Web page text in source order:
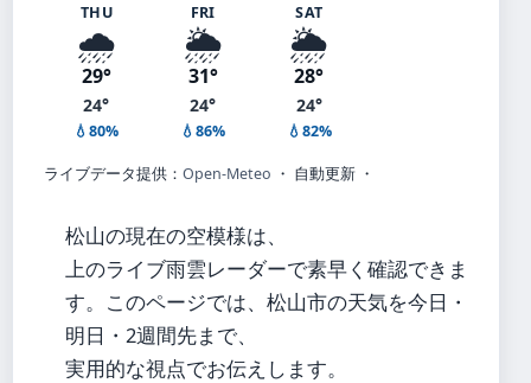
THU
🌧️
29°
24°
💧80%
FRI
🌦️
31°
24°
💧86%
SAT
🌦️
28°
24°
💧82%
ライブデータ提供： Open-Meteo ・ 自動更新 ・
松山の現在の空模様は、
上のライブ雨雲レーダーで素早く確認できま
す。このページでは、松山市の天気を今日・
明日・2週間先まで、
実用的な視点でお伝えします。